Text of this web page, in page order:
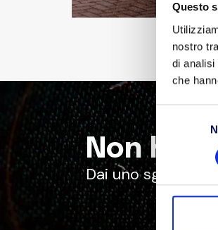
Questo
nostro
di analisi
che
consenso
Non hai
Dai uno sguardo